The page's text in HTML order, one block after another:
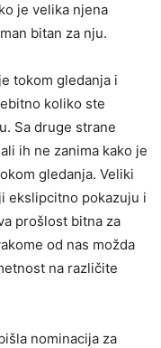
je velika njena
bitan za nju.
tokom gledanja i
koliko ste
Sa druge strane
ih ne zanima kako je
gledanja. Veliki
ekslipcitno pokazuju i
prošlost bitna za
od nas možda
na različite
nominacija za